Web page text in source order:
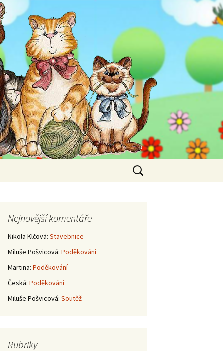
Vyhledávání
Nejnovější komentáře
Nikola Klčová: Stavebnice
Miluše Pošvicová: Poděkování
Martina: Poděkování
Česká: Poděkování
Miluše Pošvicová: Soutěž
Rubriky